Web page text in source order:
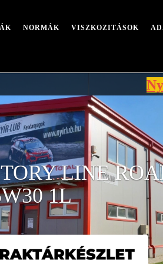
NORMÁK VISZKOZITÁSOK
Nyári
LINE
1L